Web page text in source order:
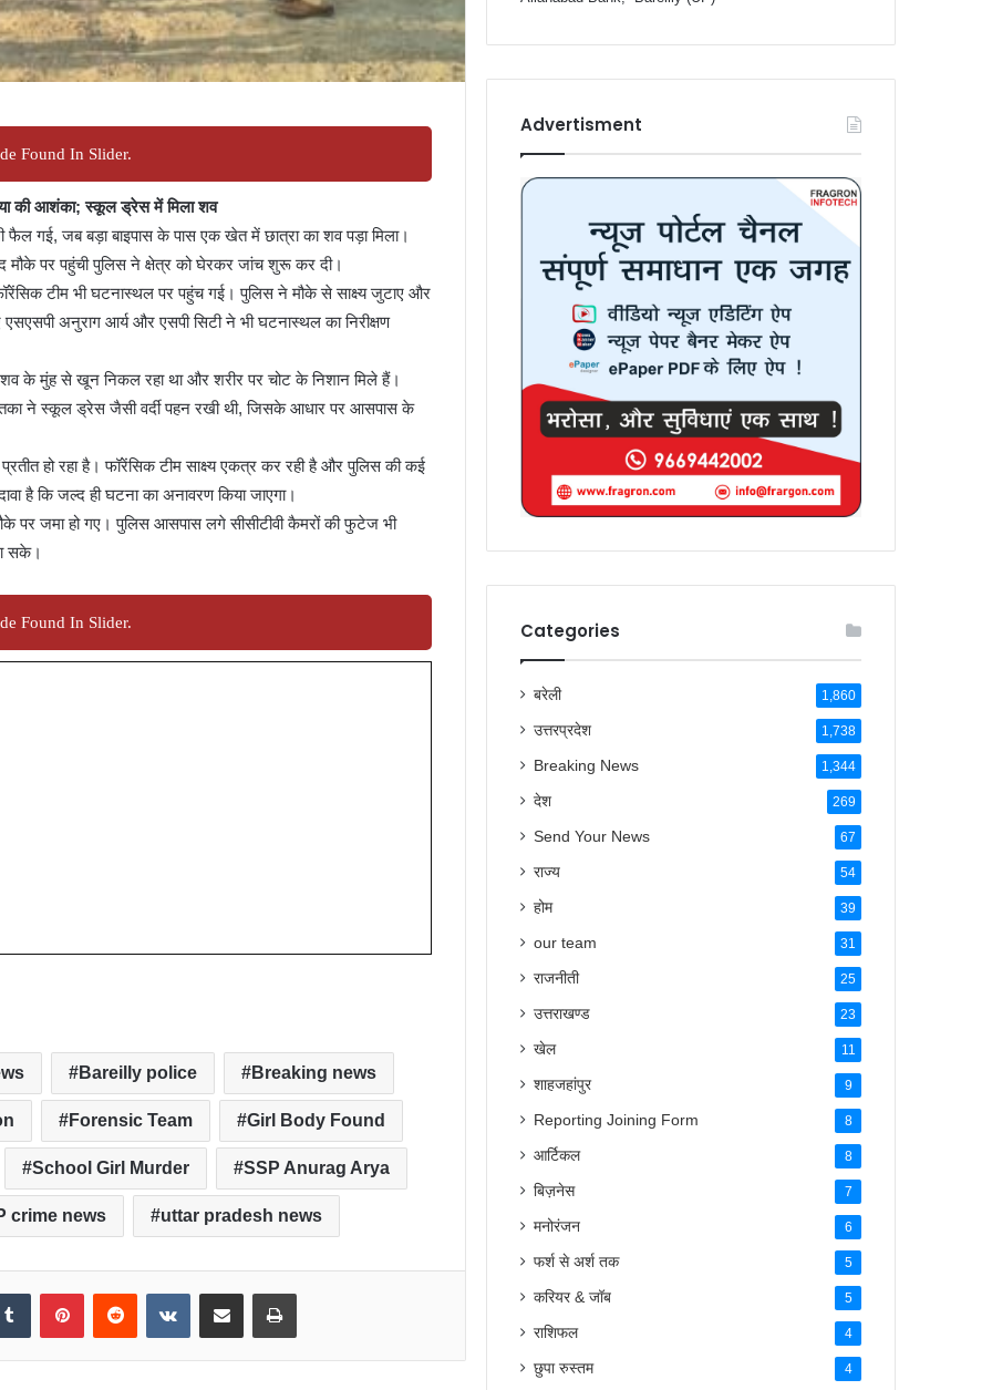
Found In Slider.
की आशंका; स्कूल ड्रेस में मिला शव
फैल गई, जब बड़ा बाइपास के पास एक खेत में छात्रा का शव पड़ा मिला।
मौके पर पहुंची पुलिस ने क्षेत्र को घेरकर जांच शुरू कर दी।
टीम भी घटनास्थल पर पहुंच गई। पुलिस ने मौके से साक्ष्य जुटाए और
अनुराग आर्य और एसपी सिटी ने भी घटनास्थल का निरीक्षण
शव के मुंह से खून निकल रहा था और शरीर पर चोट के निशान मिले हैं।
ने स्कूल ड्रेस जैसी वर्दी पहन रखी थी, जिसके आधार पर आसपास के
हो रहा है। फॉरेंसिक टीम साक्ष्य एकत्र कर रही है और पुलिस की कई
है कि जल्द ही घटना का अनावरण किया जाएगा।
पर जमा हो गए। पुलिस आसपास लगे सीसीटीवी कैमरों की फुटेज भी
सके।
Found In Slider.
Bareilly police Breaking news
Forensic Team Girl Body Found
School Girl Murder SSP Anurag Arya
crime news uttar pradesh news
Tumblr PinterestReddit VKontakteShare via Email Print
बरेली 1,860
उत्तरप्रदेश 1,738
Breaking News 1,344
देश 269
Send Your News 67
राज्य 54
होम 39
our team 31
राजनीती 25
उत्तराखण्ड 23
खेल 11
शाहजहांपुर 9
Reporting Joining Form 8
आर्टिकल 8
बिज़नेस 7
मनोरंजन 6
फर्श से अर्श तक 5
करियर & जॉब 5
राशिफल 4
छुपा रुस्तम 4